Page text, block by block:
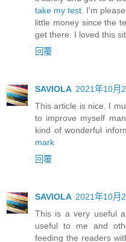
take my test . I'm
little money since the
get there. I loved this
回覆
SAVIOLA 2021年10月
This article is nice. I
to improve myself
kind of wonderful
mark
回覆
SAVIOLA 2021年10月
This is a very useful
useful to me and
feeding the readers